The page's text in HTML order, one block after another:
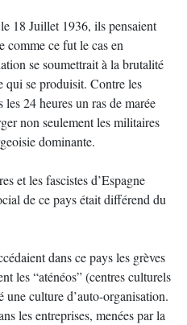
18 Juillet 1936, ils pensaient
comme ce fut le cas en
se soumettrait à la brutalité
qui se produisit. Contre les
24 heures un ras de marée
non seulement les militaires
dominante.
et les fascistes d’Espagne
de ce pays était différend du
dans ce pays les grèves
les “aténéos” (centres culturels
une culture d’auto-organisation.
les entreprises, menées par la